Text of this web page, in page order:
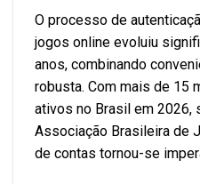
O processo de
jogos online evoluiu
anos, combinando
robusta. Com mais de 15
ativos no Brasil em 2026,
Associação Brasileira de
de contas tornou-se